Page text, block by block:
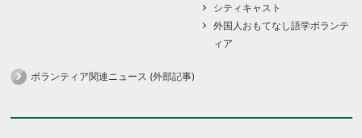
シティキャスト
外国人おもてなし語学ボランテ
ィア
ボランティア関連ニュース (外部記事)